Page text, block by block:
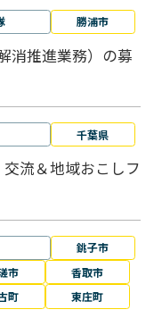
勝浦市
消推進業務）の募
千葉県
流＆地域おこしフ
銚子市
市
香取市
町 東庄町